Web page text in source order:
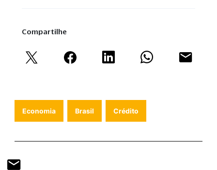
Compartilhe
Economia Brasil Crédito